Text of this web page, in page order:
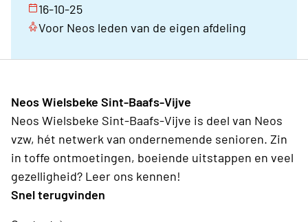
16-10-25
Voor Neos leden van de eigen afdeling
Neos Wielsbeke Sint-Baafs-Vijve
Neos Wielsbeke Sint-Baafs-Vijve is deel van Neos
vzw, hét netwerk van ondernemende senioren. Zin
in toffe ontmoetingen, boeiende uitstappen en veel
gezelligheid? Leer ons kennen!
Snel terugvinden